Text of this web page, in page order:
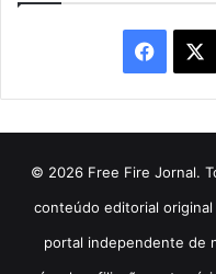
© 2026 Free Fire Jornal.
conteúdo editorial
portal independente de